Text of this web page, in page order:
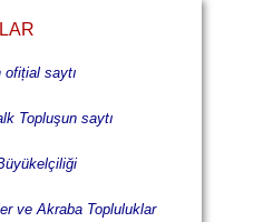
ofițial saytı
Topluşun saytı
ve Akraba Topluluklar